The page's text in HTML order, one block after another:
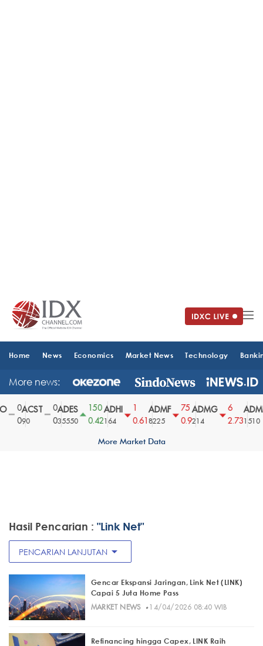
Home News Economics Market News Technology
More news:
ACST
90
ADES
35550
150
0.42
ADHI
164
0.61
ADMF
8225
75
0.9
ADMG
214
2.73
ADMR
1510
More Market Data
Hasil Pencarian : "Link Net"
PENCARIAN LANJUTAN arrow_drop_down
Gencar Ekspansi Jaringan, Link Net (LINK)
Capai 5 Juta Home Pass
MARKET NEWS· 14/04/2026 08:40 WIB
Refinancing hingga Capex, LINK Raih